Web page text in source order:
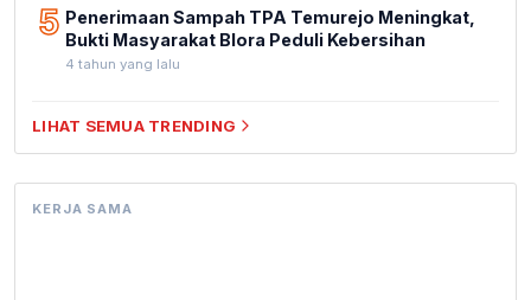
5 Penerimaan Sampah TPA Temurejo Meningkat,
Bukti Masyarakat Blora Peduli Kebersihan
4 tahun yang lalu
LIHAT SEMUA TRENDING
KERJA SAMA